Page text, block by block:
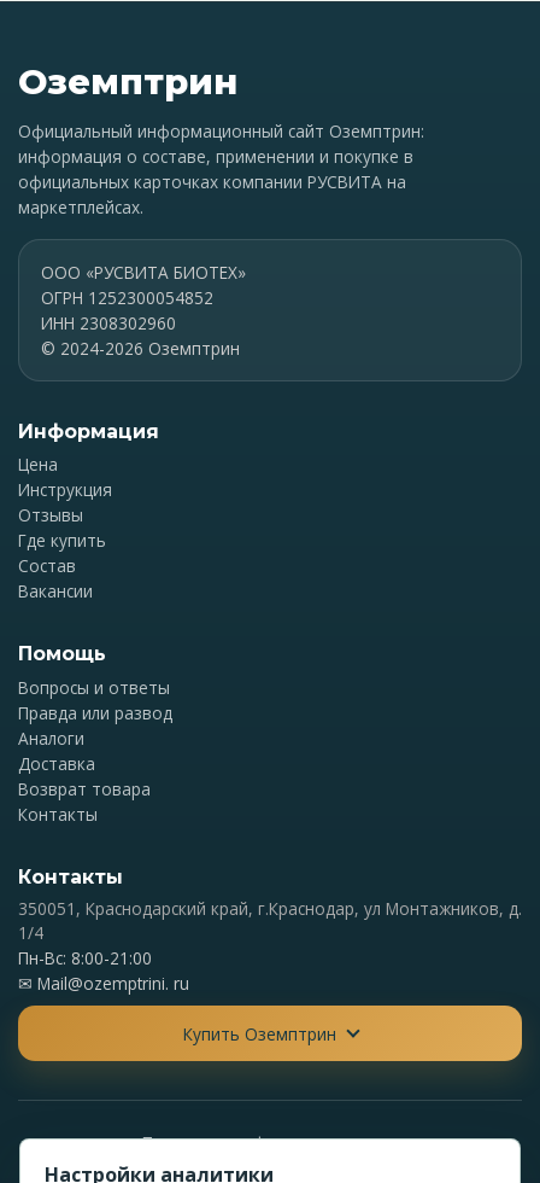
Оземптрин
Официальный информационный сайт Оземптрин:
информация о составе, применении и покупке в
официальных карточках компании РУСВИТА на
маркетплейсах.
ООО «РУСВИТА БИОТЕХ»
ОГРН 1252300054852
ИНН 2308302960
© 2024-2026 Оземптрин
Информация
Цена
Инструкция
Отзывы
Где купить
Состав
Вакансии
Помощь
Вопросы и ответы
Правда или развод
Аналоги
Доставка
Возврат товара
Контакты
Контакты
350051, Краснодарский край, г.Краснодар, ул Монтажников, д.
1/4
Пн-Вс: 8:00-21:00
✉ Mail@ozemptrini. ru
Купить Оземптрин
Политика конфиденциальности
Политика обработки персональных данных
Настройки аналитики